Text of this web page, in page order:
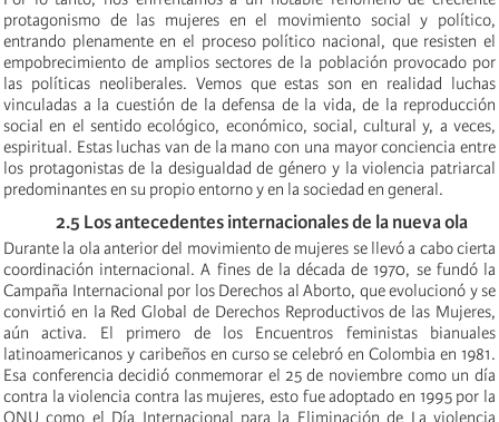
protagonismo de las mujeres en el movimiento social y político,
entrando plenamente en el proceso político nacional, que resisten el
empobrecimiento de amplios sectores de la población provocado por
las políticas neoliberales. Vemos que estas son en realidad luchas
vinculadas a la cuestión de la defensa de la vida, de la reproducción
social en el sentido ecológico, económico, social, cultural y, a veces,
espiritual. Estas luchas van de la mano con una mayor conciencia entre
los protagonistas de la desigualdad de género y la violencia patriarcal
predominantesen su propio entorno y en la sociedad en general.
2.5 Los antecedentes internacionalesde la nueva ola
Durante la ola anterior del movimiento de mujeres se llevó a cabo cierta
coordinación internacional. A fines de la década de 1970, se fundó la
Campaña Internacional por los Derechos al Aborto, que evolucionó y se
convirtió en la Red Global de Derechos Reproductivos de las Mujeres,
aún activa. El primero de los Encuentros feministas bianuales
latinoamericanos y caribeños en curso se celebró en Colombia en 1981.
Esa conferencia decidió conmemorar el 25 de noviembre como un día
contra la violencia contra las mujeres, esto fue adoptado en 1995 por la
ONU como el Día Internacional para la Eliminación de La violencia